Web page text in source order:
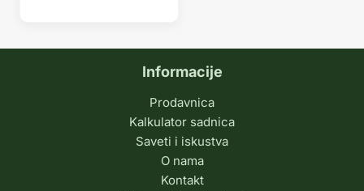
Informacije
Prodavnica
Kalkulator sadnica
Saveti i iskustva
O nama
Kontakt